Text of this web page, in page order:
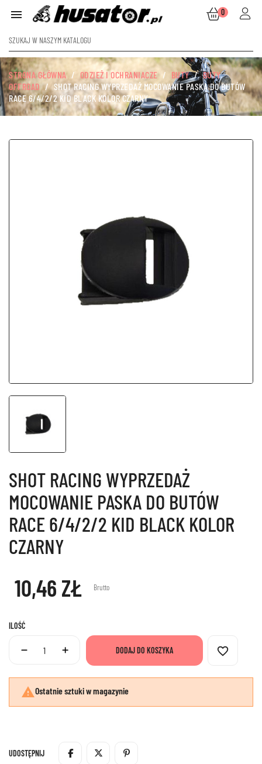
 0
STRONA GŁÓWNA ODZIEŻ I OCHRANIACZE BUTY
BUTY
OFFROAD
SHOT RACING WYPRZEDAŻ MOCOWANIE PASKA DO BUTÓW
RACE 6/4/2/2 KID BLACK KOLOR CZARNY
SHOT RACING WYPRZEDAŻ
MOCOWANIE PASKA DO BUTÓW
RACE 6/4/2/2 KID BLACK KOLOR
CZARNY
10,46 ZŁ Brutto
ILOŚĆ
DODAJ DO KOSZYKA favorite_border
Ostatnie sztuki w magazynie
UDOSTĘPNIJ